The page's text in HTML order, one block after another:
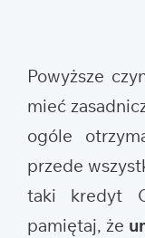
Powyższe
mieć
ogóle
przede
taki kredyt
pamiętaj, że